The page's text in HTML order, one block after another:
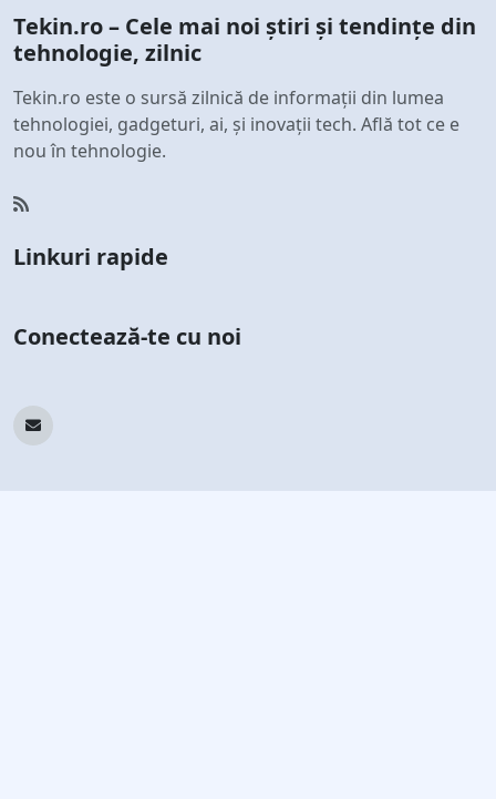
Tekin.ro – Cele mai noi știri și tendințe din
tehnologie, zilnic
Tekin.ro este o sursă zilnică de informații din lumea
tehnologiei, gadgeturi, ai, și inovații tech. Află tot ce e
nou în tehnologie.
Linkuri rapide
Conectează-te cu noi